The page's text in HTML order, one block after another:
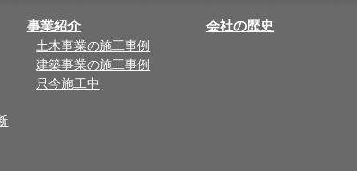
事業紹介
土木事業の施工事例
建築事業の施工事例
只今施工中
会社の歴史